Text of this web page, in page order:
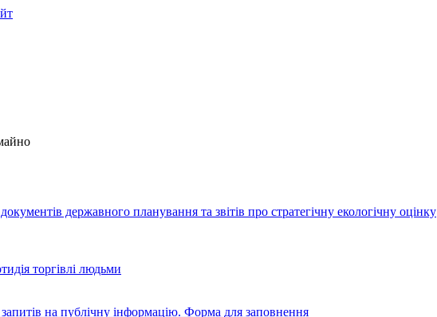
державного планування та звітів про стратегічну екологічну оцінку
торгівлі людьми
на публічну інформацію. Форма для заповнення